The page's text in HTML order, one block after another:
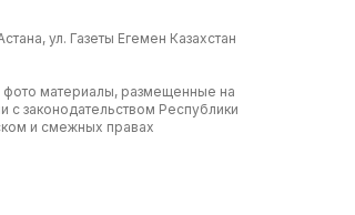
ул. Газеты Егемен Казахстан
материалы, размещенные на
с законодательством Республики
и смежных правах